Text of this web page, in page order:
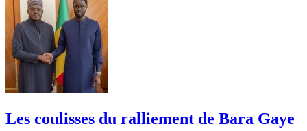
Les coulisses du ralliement de Bara Gaye